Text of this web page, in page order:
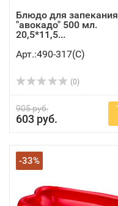
Блюдо для запекания
"авокадо" 500 мл.
20,5*11,5...
Арт.:490-317(C)
(0)
905 руб.
603 руб.
-33%